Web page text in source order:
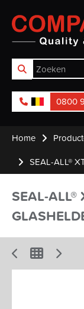
0800
Home
SEAL-ALL®
SEAL-ALL®